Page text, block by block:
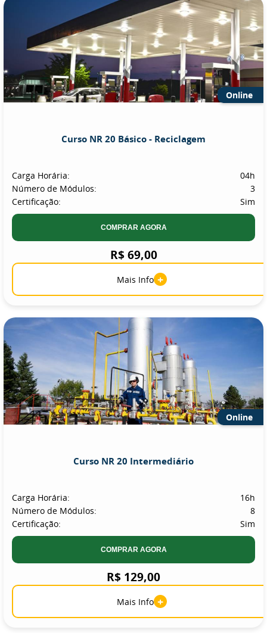
Online
Curso NR 20 Básico - Reciclagem
Carga Horária:
04h
Número de Módulos:
3
Certificação:
Sim
COMPRAR AGORA
R$ 69,00
Mais Info +
Online
Curso NR 20 Intermediário
Carga Horária:
16h
Número de Módulos:
8
Certificação:
Sim
COMPRAR AGORA
R$ 129,00
Mais Info +